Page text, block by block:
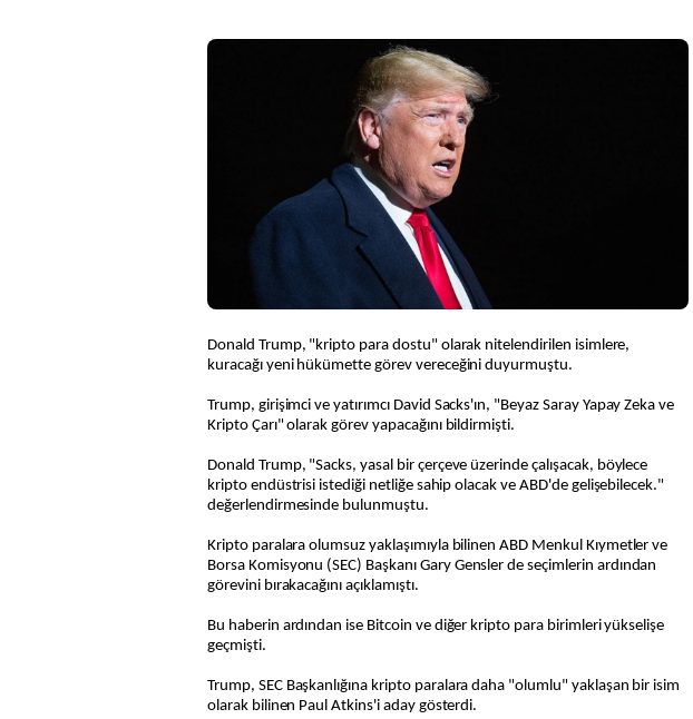
Donald Trump, "kripto para dostu" olarak nitelendirilen isimlere,
kuracağı yeni hükümette görev vereceğini duyurmuştu.
Trump, girişimci ve yatırımcı David Sacks'ın, "Beyaz Saray Yapay Zeka ve
Kripto Çarı" olarak görev yapacağını bildirmişti.
Donald Trump, "Sacks, yasal bir çerçeve üzerinde çalışacak, böylece
kripto endüstrisi istediği netliğe sahip olacak ve ABD'de gelişebilecek."
değerlendirmesinde bulunmuştu.
Kripto paralara olumsuz yaklaşımıyla bilinen ABD Menkul Kıymetler ve
Borsa Komisyonu (SEC) Başkanı Gary Gensler de seçimlerin ardından
görevini bırakacağını açıklamıştı.
Bu haberin ardından ise Bitcoin ve diğer kripto para birimleri yükselişe
geçmişti.
Trump, SEC Başkanlığına kripto paralara daha "olumlu" yaklaşan bir isim
olarak bilinen Paul Atkins'i aday gösterdi.